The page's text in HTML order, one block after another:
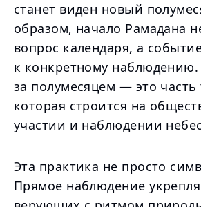
станет виден новый
образом, начало Рамадана
вопрос календаря, а
к конкретному
за полумесяцем — это
которая строится на
участии и наблюдении
Эта практика не просто
Прямое наблюдение